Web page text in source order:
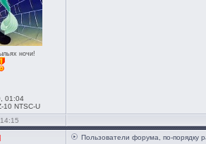
ночи!
01:04
10 NTSC-U
Пользователи форума, по-порядку